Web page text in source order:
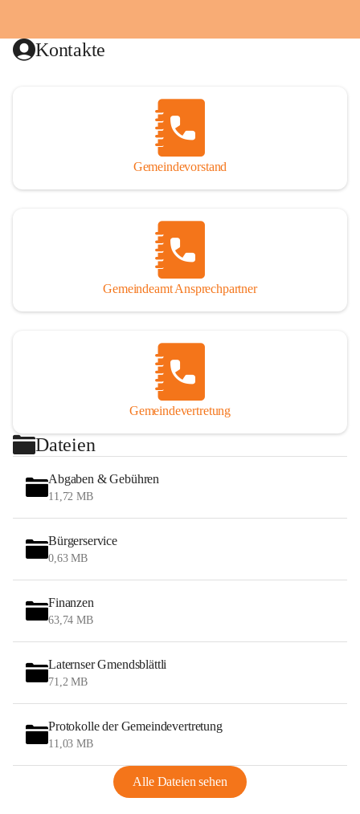
Kontakte
Gemeindevorstand
Gemeindeamt Ansprechpartner
Gemeindevertretung
Dateien
Abgaben & Gebühren
11,72 MB
Bürgerservice
0,63 MB
Finanzen
63,74 MB
Laternser Gmendsblättli
71,2 MB
Protokolle der Gemeindevertretung
11,03 MB
Alle Dateien sehen